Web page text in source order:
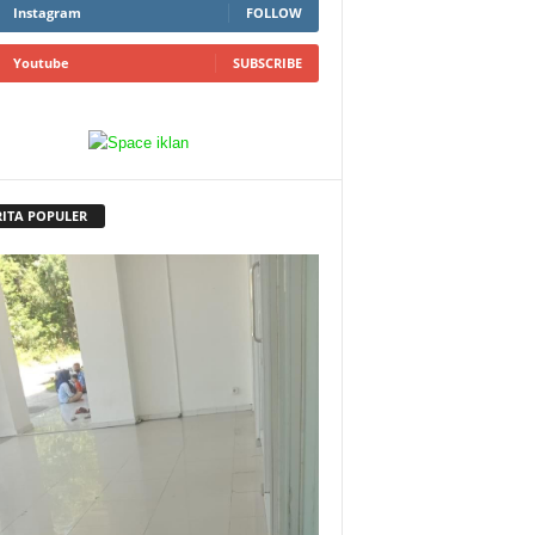
Instagram FOLLOW
Youtube SUBSCRIBE
POPULER